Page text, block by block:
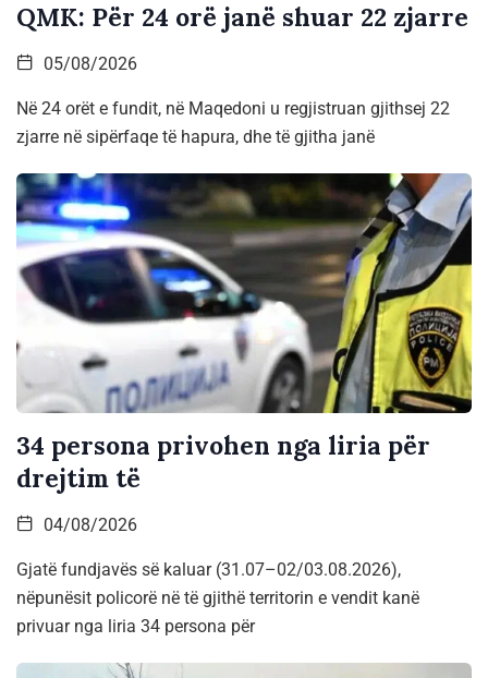
QMK: Për 24 orë janë shuar 22 zjarre
05/08/2026
Në 24 orët e fundit, në Maqedoni u regjistruan gjithsej 22
zjarre në sipërfaqe të hapura, dhe të gjitha janë
34 persona privohen nga liria për
drejtim të
04/08/2026
Gjatë fundjavës së kaluar (31.07–02/03.08.2026),
nëpunësit policorë në të gjithë territorin e vendit kanë
privuar nga liria 34 persona për